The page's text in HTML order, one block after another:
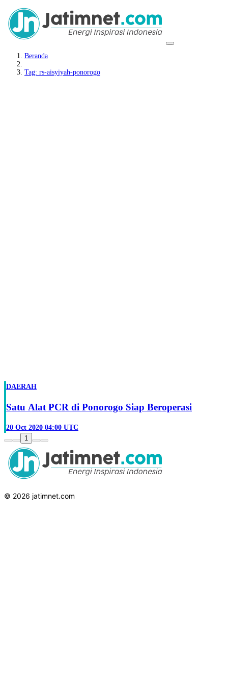
Beranda
Tag: rs-aisyiyah-ponorogo
DAERAH
Satu Alat PCR di Ponorogo Siap Beroperasi
20 Oct 2020 04:00 UTC
1
© 2026 jatimnet.com